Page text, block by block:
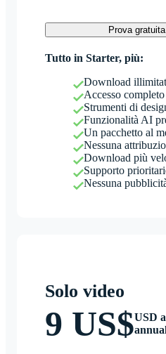
Prova
Tutto in Starter, più:
Download
Accesso
Strumenti di
Funzionalità AI
Un pacchetto al
Nessuna
Download più
Supporto
Nessuna
Solo video
9 US$USD